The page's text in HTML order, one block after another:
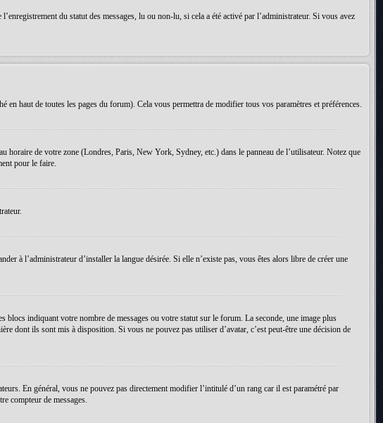
du statut des messages, lu ou non-lu, si cela a été activé par l’administrateur. Si vous avez
en haut de toutes les pages du forum). Cela vous permettra de modifier tous vos paramètres et préférences.
de votre zone (Londres, Paris, New York, Sydney, etc.) dans le panneau de l’utilisateur. Notez que
pour le faire.
à l’administrateur d’installer la langue désirée. Si elle n’existe pas, vous êtes alors libre de créer une
blocs indiquant votre nombre de messages ou votre statut sur le forum. La seconde, une image plus
dont ils sont mis à disposition. Si vous ne pouvez pas utiliser d’avatar, c’est peut-être une décision de
En général, vous ne pouvez pas directement modifier l’intitulé d’un rang car il est paramétré par
compteur de messages.